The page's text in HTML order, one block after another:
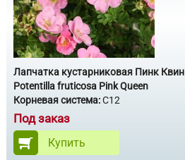
Лапчатка кустарниковая Пинк Квин
Potentilla fruticosa Pink Queen
Корневая система:C12
Под заказ
Купить